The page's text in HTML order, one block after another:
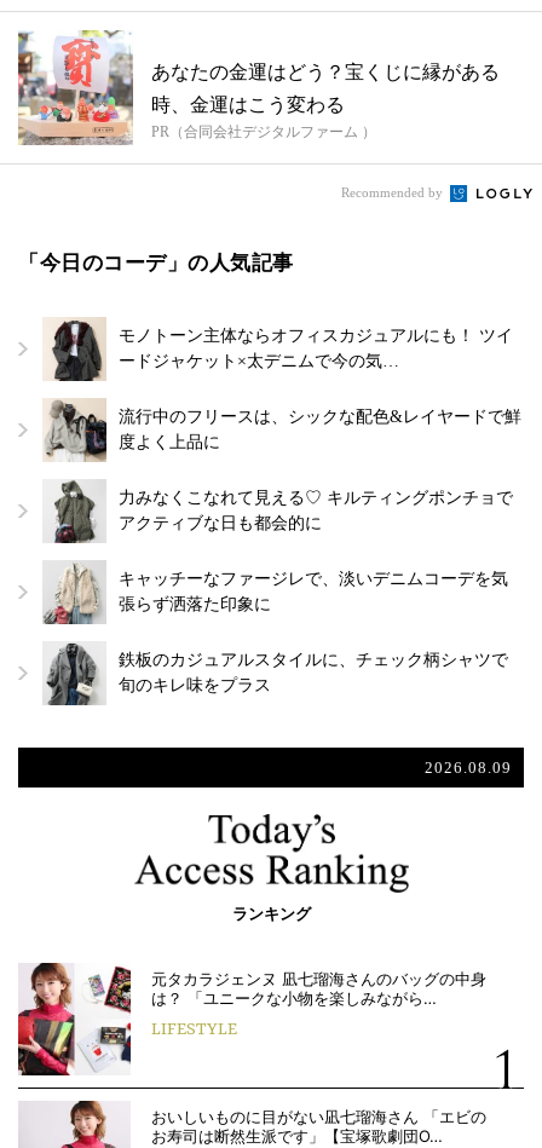
あなたの金運はどう？宝くじに縁がある
時、金運はこう変わる
PR（合同会社デジタルファーム ）
Recommended by
「今日のコーデ」の人気記事
モノトーン主体ならオフィスカジュアルにも！ ツイ
ードジャケット×太デニムで今の気…
流行中のフリースは、シックな配色&レイヤードで鮮
度よく上品に
力みなくこなれて見える♡ キルティングポンチョで
アクティブな日も都会的に
キャッチーなファージレで、淡いデニムコーデを気
張らず洒落た印象に
鉄板のカジュアルスタイルに、チェック柄シャツで
旬のキレ味をプラス
2026.08.09
ランキング
元タカラジェンヌ 凪七瑠海さんのバッグの中身
は？ 「ユニークな小物を楽しみながら…
LIFESTYLE
おいしいものに目がない凪七瑠海さん 「エビの
お寿司は断然生派です」【宝塚歌劇団O…